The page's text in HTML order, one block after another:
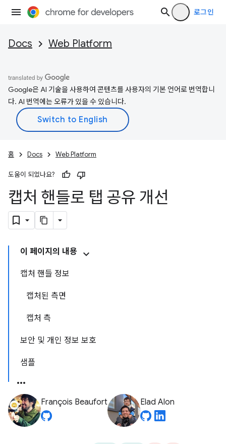
로그인
Docs Web Platform
Google은 AI 기술을 사용하여 콘텐츠를 사용자의 기본 언어로 번역합니
다. AI 번역에는 오류가 있을 수 있습니다.
홈 Docs Web Platform
도움이 되었나요?
캡처 핸들로 탭 공유 개선
이 페이지의 내용
캡처 핸들 정보
캡처된 측면
캡처 측
보안 및 개인 정보 보호
샘플
François Beaufort Elad Alon